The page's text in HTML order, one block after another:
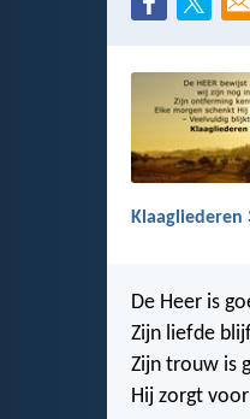
Klaagliederen
De Heer is
Zijn liefde
Zijn trouw is
Hij zorgt